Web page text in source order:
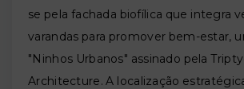
se pela fachada biofílica que integra
varandas para promover bem-estar,
"Ninhos Urbanos" assinado pela
Architecture. A localização